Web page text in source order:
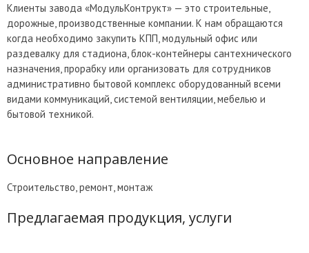
Клиенты завода «МодульКонтрукт» — это строительные,
дорожные, производственные компании. К нам обращаются
когда необходимо закупить КПП, модульный офис или
раздевалку для стадиона, блок-контейнеры сантехнического
назначения, прорабку или организовать для сотрудников
административно бытовой комплекс оборудованный всеми
видами коммуникаций, системой вентиляции, мебелью и
бытовой техникой.
Основное направление
Строительство, ремонт, монтаж
Предлагаемая продукция, услуги